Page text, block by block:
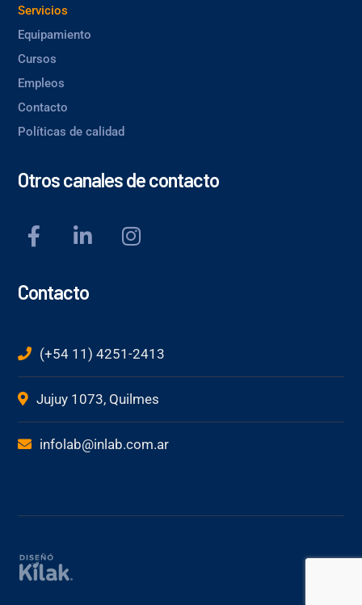
Servicios
Equipamiento
Cursos
Empleos
Contacto
Políticas de calidad
Otros canales de contacto
Contacto
(+54 11) 4251-2413
Jujuy 1073, Quilmes
infolab@inlab.com.ar